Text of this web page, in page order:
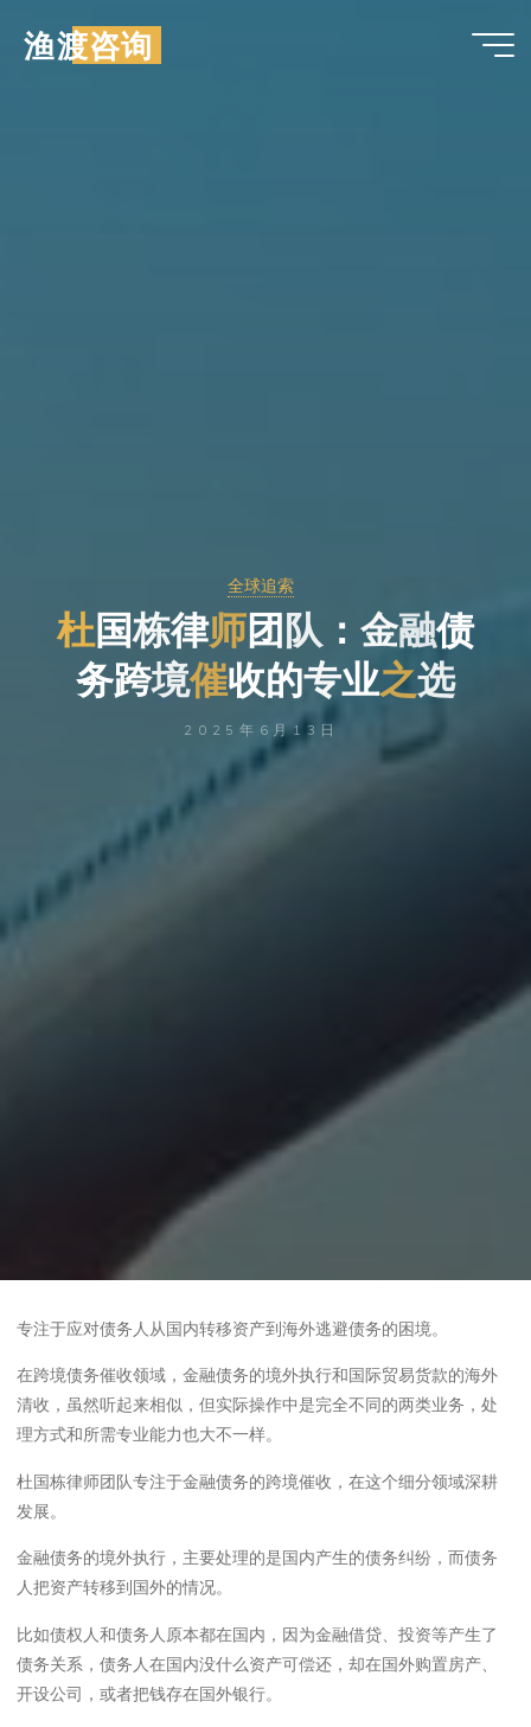
渔渡咨询
全球追索
杜国栋律师团队 ： 金融债
务跨境催收的专业之选
2025年6月13日
专注于应对债务人从国内转移资产到海外逃避债务的困境。
在跨境债务催收领域，金融债务的境外执行和国际贸易货款的海外
清收，虽然听起来相似，但实际操作中是完全不同的两类业务，处
理方式和所需专业能力也大不一样。
杜国栋律师团队专注于金融债务的跨境催收，在这个细分领域深耕
发展。
金融债务的境外执行，主要处理的是国内产生的债务纠纷，而债务
人把资产转移到国外的情况。
比如债权人和债务人原本都在国内，因为金融借贷、投资等产生了
债务关系，债务人在国内没什么资产可偿还，却在国外购置房产、
开设公司，或者把钱存在国外银行。